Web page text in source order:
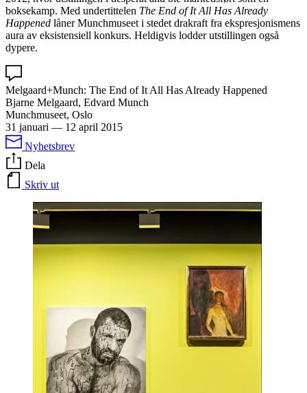
boksekamp. Med undertittelen The End of It All Has Already
Happened låner Munchmuseet i stedet drakraft fra ekspresjonismens
aura av eksistensiell konkurs. Heldigvis lodder utstillingen også
dypere.
Melgaard+Munch: The End of It All Has Already Happened
Bjarne Melgaard, Edvard Munch
Munchmuseet, Oslo
31 januari — 12 april 2015
Nyhetsbrev
Dela
Skriv ut